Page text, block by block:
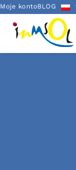
Moje kontoBLOG